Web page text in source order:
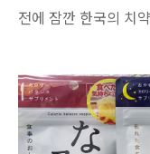
전에 잠깐 한국의 치